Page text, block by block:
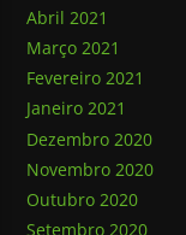
Abril 2021
Março 2021
Fevereiro 2021
Janeiro 2021
Dezembro 2020
Novembro 2020
Outubro 2020
Setembro 2020